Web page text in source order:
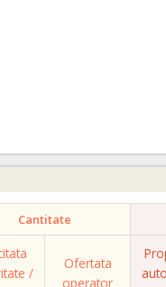
Cantitate
/
Ofertata
operator